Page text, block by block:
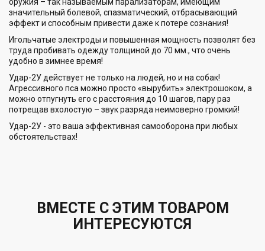
оружия – так называемым парализаторам, имеющим
значительный болевой, спазматический, отбрасывающий
эффект и способным привести даже к потере сознания!
Игольчатые электроды и повышенная мощность позволят без
труда пробивать одежду толщиной до 70 мм., что очень
удобно в зимнее время!
Удар-2У действует не только на людей, но и на собак!
Агрессивного пса можно просто «вырубить» электрошоком, а
можно отпугнуть его с расстояния до 10 шагов, пару раз
потрещав вхолостую – звук разряда неимоверно громкий!
Удар-2У - это ваша эффективная самооборона при любых
обстоятельствах!
ВМЕСТЕ С ЭТИМ ТОВАРОМ
ИНТЕРЕСУЮТСЯ